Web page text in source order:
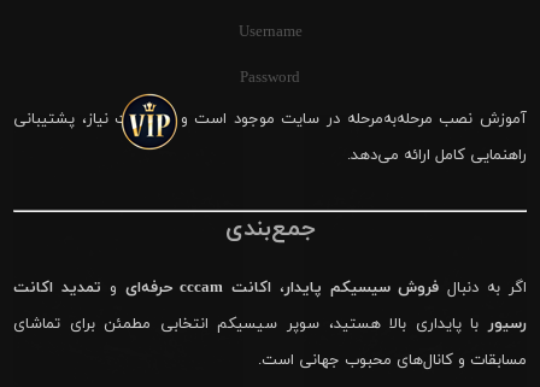
Username
Password
آموزش نصب مرحله‌به‌مرحله در سایت موجود است و در صورت نیاز، پشتیبانی
راهنمایی کامل ارائه می‌دهد.
جمع‌بندی
اگر به دنبال فروش سیسیکم پایدار، اکانت cccam حرفه‌ای و تمدید اکانت
رسیور با پایداری بالا هستید، سوپر سیسیکم انتخابی مطمئن برای تماشای
مسابقات و کانال‌های محبوب جهانی است.